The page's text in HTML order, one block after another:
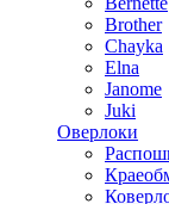
Brother
Chayka
Elna
Janome
Juki
Оверлоки